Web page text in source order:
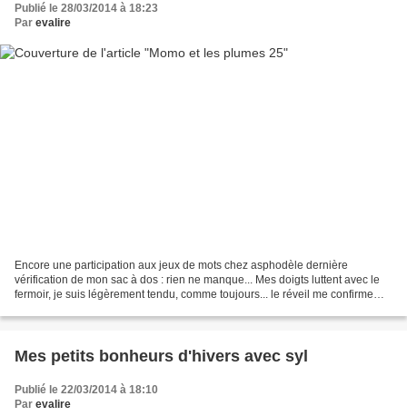
Publié le 28/03/2014 à 18:23
Par evalire
Encore une participation aux jeux de mots chez asphodèle dernière
vérification de mon sac à dos : rien ne manque... Mes doigts luttent avec le
fermoir, je suis légèrement tendu, comme toujours... le réveil me confirme
Mes petits bonheurs d'hivers avec syl
Publié le 22/03/2014 à 18:10
Par evalire